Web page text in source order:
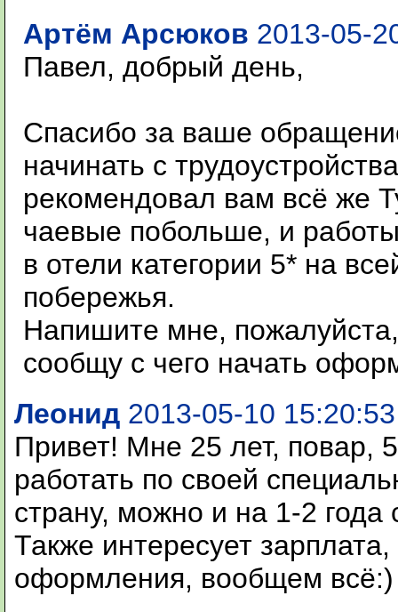
Артём Арсюков 2013-05-
Павел, добрый день,
Спасибо за ваше
начинать с
рекомендовал вам всё же
чаевые побольше, и
в отели категории 5* на
побережья.
Напишите мне,
сообщу с чего начать
Леонид 2013-05-10 15:20:53
Привет! Мне 25 лет, повар,
работать по своей
страну, можно и на 1-2 года
Также интересует
оформления, вообщем всё:)